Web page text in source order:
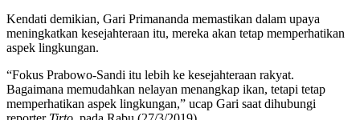
Kendati demikian, Gari Primananda memastikan dalam upaya
meningkatkan kesejahteraan itu, mereka akan tetap memperhatikan
aspek lingkungan.
“Fokus Prabowo-Sandi itu lebih ke kesejahteraan rakyat.
Bagaimana memudahkan nelayan menangkap ikan, tetapi tetap
memperhatikan aspek lingkungan,” ucap Gari saat dihubungi